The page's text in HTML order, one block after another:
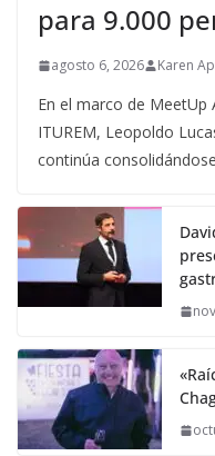
para 9.000
agosto 6, 2026 Karen
En el marco de MeetUp
ITUREM, Leopoldo
continúa